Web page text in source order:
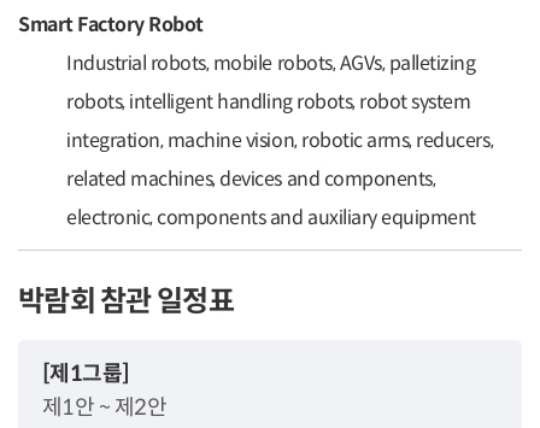
Smart Factory Robot
Industrial robots, mobile robots, AGVs, palletizing
robots, intelligent handling robots, robot system
integration, machine vision, robotic arms, reducers,
related machines, devices and components,
electronic, components and auxiliary equipment
박람회 참관 일정표
[제1그룹]
제1안 ~ 제2안